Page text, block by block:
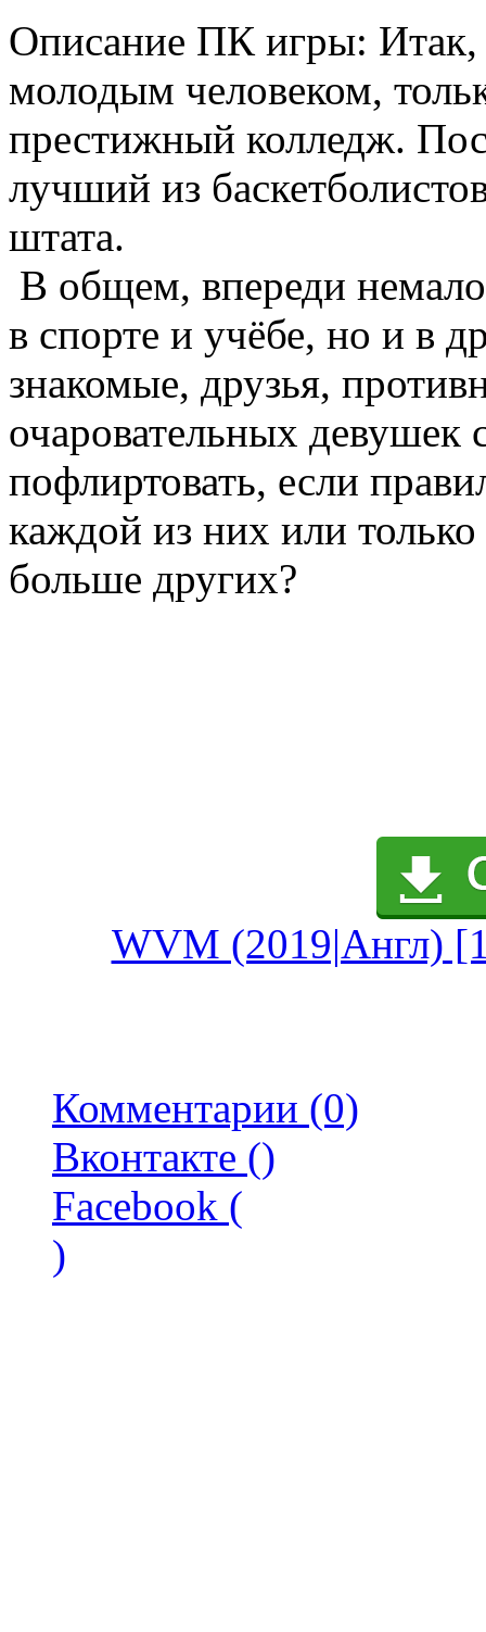
Описание ПК игры: Итак,
молодым человеком,
престижный колледж.
лучший из
штата.
В общем, впереди
в спорте и учёбе, но и в
знакомые, друзья,
очаровательных
пофлиртовать, если
каждой из них или
больше других?
WVM (2019|Англ)
Комментарии (0)
Вконтакте ()
Facebook (
)